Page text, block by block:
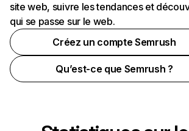
site web, suivre les tendances et
qui se passe sur le web.
Créez un compte Semrush
Qu’est-ce que Semrush ?